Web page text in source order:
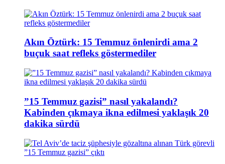
Akın Öztürk: 15 Temmuz önlenirdi ama 2
buçuk saat refleks göstermediler
”15 Temmuz gazisi” nasıl yakalandı?
Kabinden çıkmaya ikna edilmesi yaklaşık 20
dakika sürdü